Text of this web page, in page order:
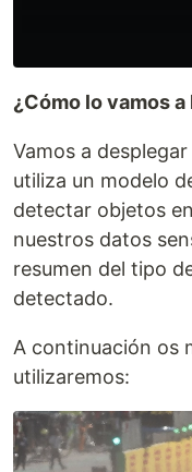
¿Cómo lo vamos a
Vamos a
utiliza un modelo
detectar objetos
nuestros datos
resumen del tipo
detectado.
A continuación os
utilizaremos: